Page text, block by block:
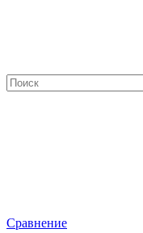
Сравнение